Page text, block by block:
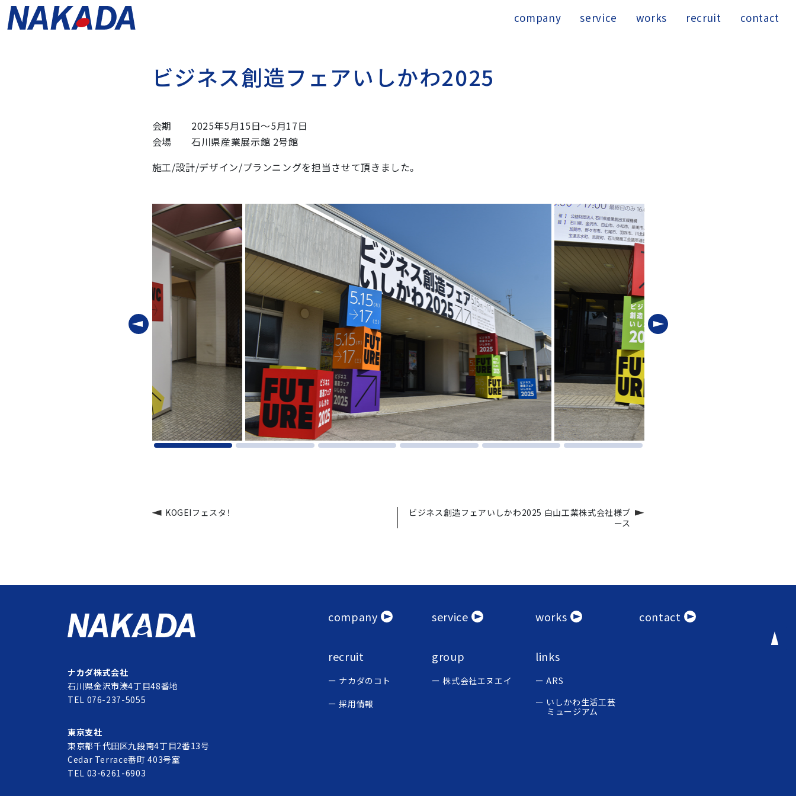
company service works recruit contact
ビジネス創造フ ェアい しかわ2025
会期 2025年5月15日〜5月17日
会場 石川県産業展示館 2号館
施工/設計/デザイン/プランニングを担当させて頂きました。
KOGEIフェスタ！
ビジネス創造フェアいしかわ2025 白山工業株式会社様ブ
ース
ナカダ株式会社
石川県金沢市湊4丁目48番地
TEL 076-237-5055
東京支社
東京都千代田区九段南4丁目2番13号
Cedar Terrace番町 403号室
TEL 03-6261-6903
company service works contact
recruit
ナカダのコト
採用情報
group
株式会社エヌエイ
links
ARS
いしかわ生活工芸
ミュージアム